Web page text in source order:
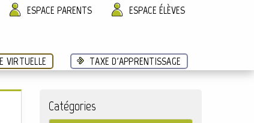
VIRTUELLE TAXE D'APPRENTISSAGE
ESPACE PARENTS ESPACE ÉLÈVES
Catégories